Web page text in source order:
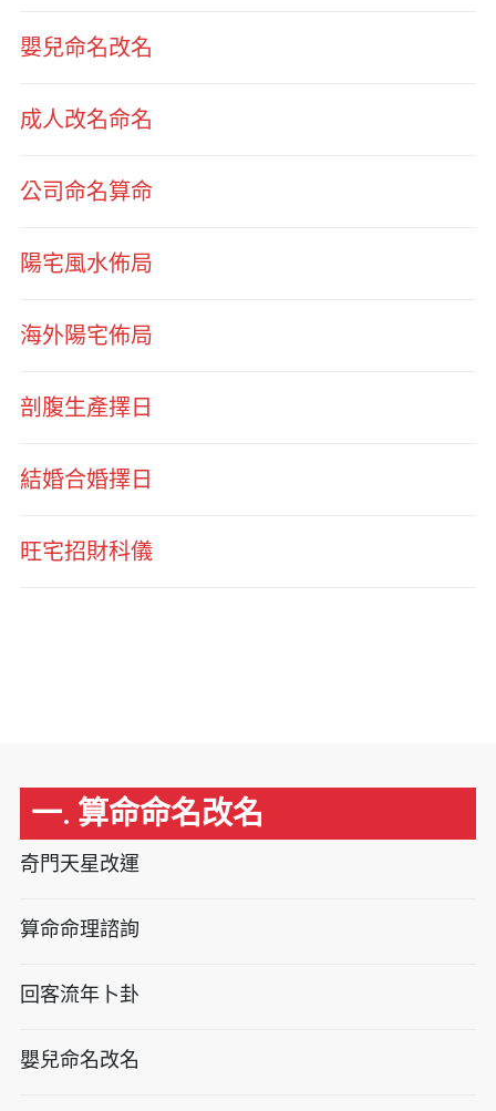
嬰兒命名改名
成人改名命名
公司命名算命
陽宅風水佈局
海外陽宅佈局
剖腹生產擇日
結婚合婚擇日
旺宅招財科儀
一. 算命命名改名
奇門天星改運
算命命理諮詢
回客流年卜卦
嬰兒命名改名